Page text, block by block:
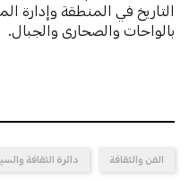
التاريخ في المنطقة وإدارة
بالواحات والصحارى والجبال.
الفن والثقافة دائرة الثقافة